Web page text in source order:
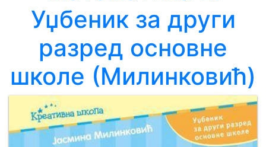
Блог
Latinica
Мој
налог
Уџбеник за други
разред основне
школе (Милинковић)